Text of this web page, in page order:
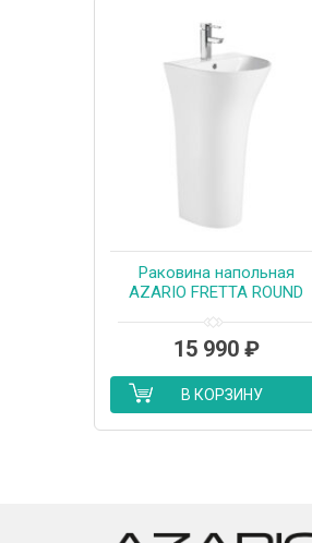
Раковина напольная
AZARIO FRETTA ROUND
отдельностоящая (AZ-307)
15 990 ₽
В КОРЗИНУ